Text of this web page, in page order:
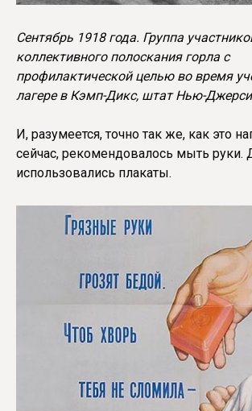
Сентябрь 1918 года. Группа
коллективного полоскания горла с
профилактической целью во время
лагере в Кэмп-Дикс, штат Нью-
И, разумеется, точно так же, как это
сейчас, рекомендовалось мыть руки.
использовались плакаты.